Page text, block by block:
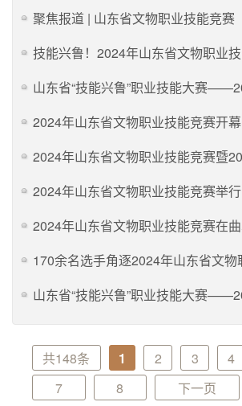
​聚焦报道 | 山东省文物职业技能竞赛
2024年山东省文物职业技能竞赛开幕
2024年山东省文物职业技能竞赛举行
共148条 1 2 3 4
7
8 下一页